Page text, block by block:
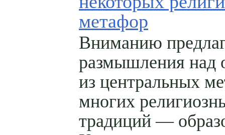
метафор
Вниманию
размышления над
из центральных
многих
традиций —